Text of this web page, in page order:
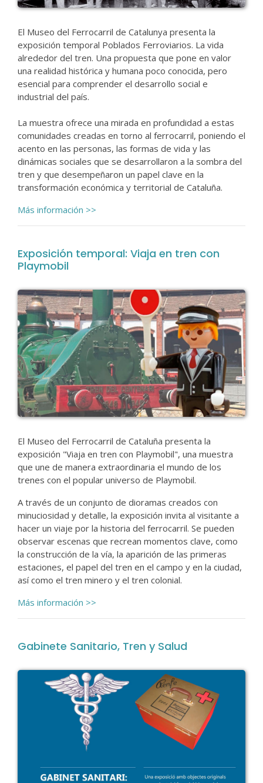
El Museo del Ferrocarril de Catalunya presenta la
exposición temporal Poblados Ferroviarios. La vida
alrededor del tren. Una propuesta que pone en valor
una realidad histórica y humana poco conocida, pero
esencial para comprender el desarrollo social e
industrial del país.
La muestra ofrece una mirada en profundidad a estas
comunidades creadas en torno al ferrocarril, poniendo el
acento en las personas, las formas de vida y las
dinámicas sociales que se desarrollaron a la sombra del
tren y que desempeñaron un papel clave en la
transformación económica y territorial de Cataluña.
Más información >>
Exposición temporal: Viaja en tren con
Playmobil
El Museo del Ferrocarril de Cataluña presenta la
exposición "Viaja en tren con Playmobil", una muestra
que une de manera extraordinaria el mundo de los
trenes con el popular universo de Playmobil.
A través de un conjunto de dioramas creados con
minuciosidad y detalle, la exposición invita al visitante a
hacer un viaje por la historia del ferrocarril. Se pueden
observar escenas que recrean momentos clave, como
la construcción de la vía, la aparición de las primeras
estaciones, el papel del tren en el campo y en la ciudad,
así como el tren minero y el tren colonial.
Más información >>
Gabinete Sanitario, Tren y Salud